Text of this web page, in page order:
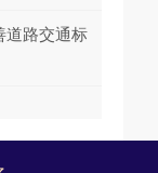
道路交通标